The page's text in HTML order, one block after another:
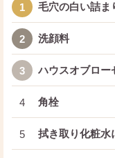
1 毛穴の白い詰ま
2 洗顔料
3 ハウスオブロー
4 角栓
5 拭き取り化粧水